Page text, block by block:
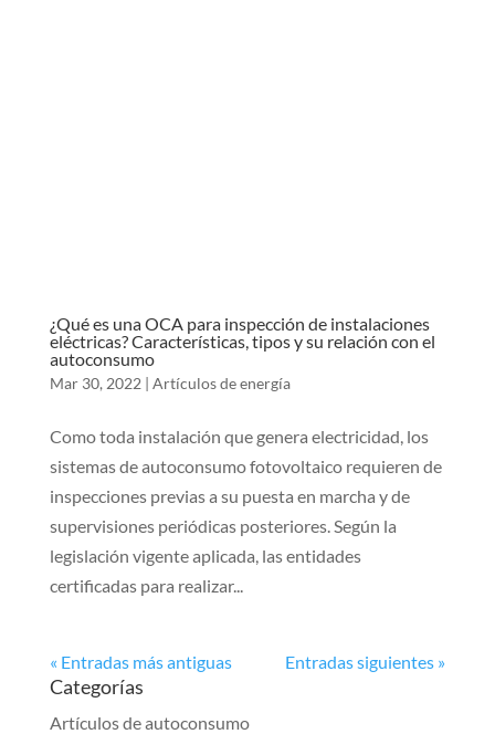
¿Qué es una OCA para inspección de instalaciones
eléctricas? Características, tipos y su relación con el
autoconsumo
Mar 30, 2022 | Artículos de energía
Como toda instalación que genera electricidad, los
sistemas de autoconsumo fotovoltaico requieren de
inspecciones previas a su puesta en marcha y de
supervisiones periódicas posteriores. Según la
legislación vigente aplicada, las entidades
certificadas para realizar...
« Entradas más antiguas Entradas siguientes »
Categorías
Artículos de autoconsumo